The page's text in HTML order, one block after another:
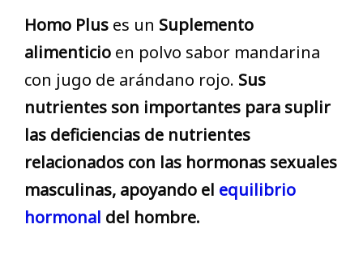
Homo Plus es un Suplemento
alimenticio en polvo sabor mandarina
con jugo de arándano rojo. Sus
nutrientes son importantes para suplir
las deficiencias de nutrientes
relacionados con las hormonas sexuales
masculinas, apoyando el equilibrio
hormonal del hombre.